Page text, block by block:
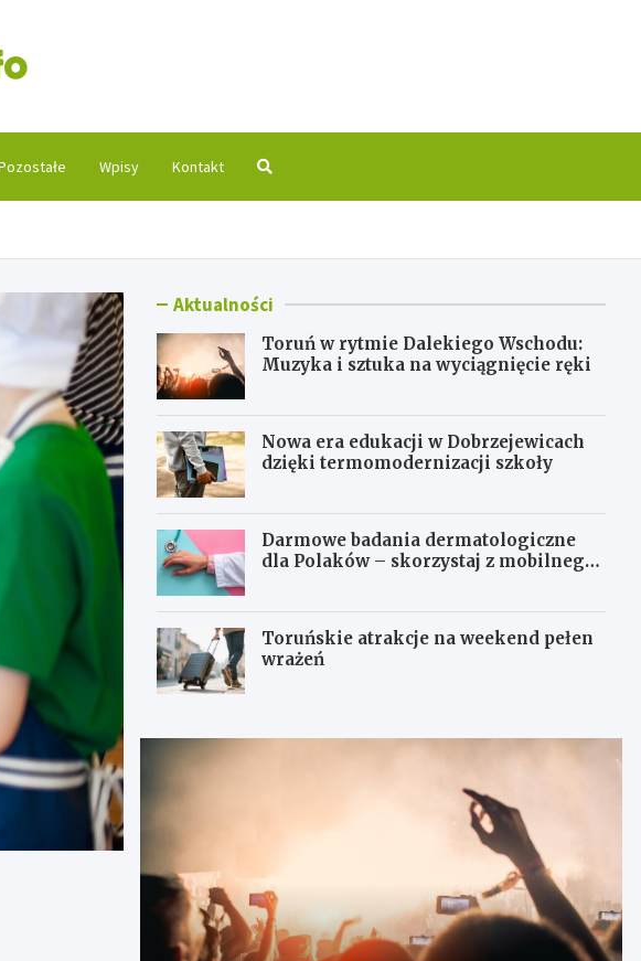
Wpisy Kontakt
Aktualności
Toruń w rytmie Dalekiego Wschodu:
Muzyka i sztuka na wyciągnięcie ręki
Nowa era edukacji w Dobrzejewicach
dzięki termomodernizacji szkoły
Darmowe badania dermatologiczne
dla Polaków – skorzystaj z mobilnego
Toruńskie atrakcje na weekend pełen
wrażeń